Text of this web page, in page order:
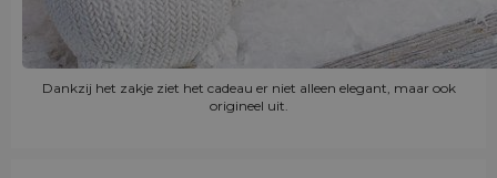
Dankzij het zakje ziet het cadeau er niet alleen elegant, maar ook
origineel uit.